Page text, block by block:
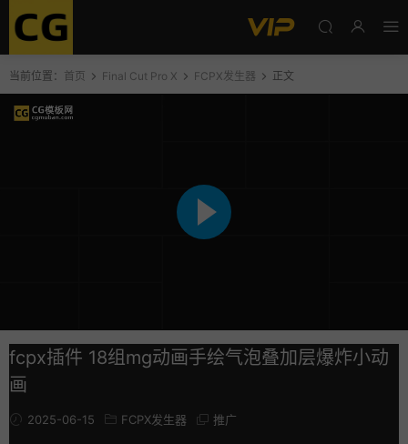
当前位置： 首页 Final Cut Pro X FCPX发生器 正文
fcpx插件 18组mg动画手绘气泡叠加层爆炸小动
画
2025-06-15 FCPX发生器 推广